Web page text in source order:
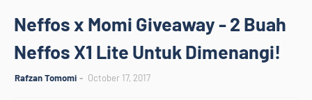
Neffos x Momi Giveaway - 2 Buah
Neffos X1 Lite Untuk Dimenangi!
Rafzan Tomomi October 17, 2017